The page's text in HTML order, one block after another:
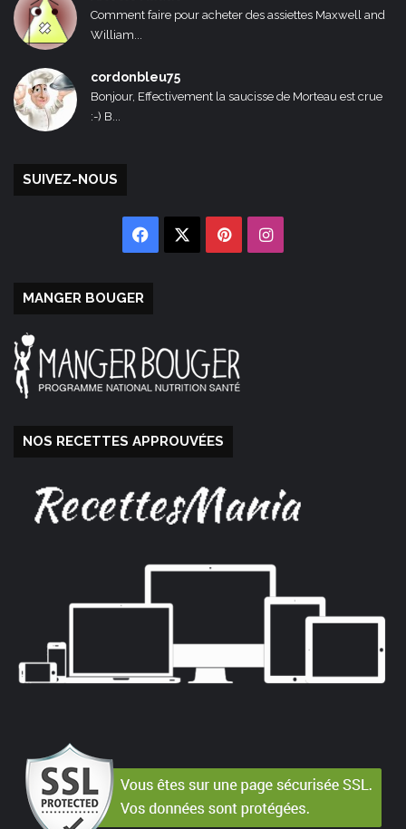
Comment faire pour acheter des assiettes Maxwell and
William...
cordonbleu75
Bonjour, Effectivement la saucisse de Morteau est crue
:-) B...
SUIVEZ-NOUS
Facebook PinterestInstagram
MANGER BOUGER
NOS RECETTES APPROUVÉES